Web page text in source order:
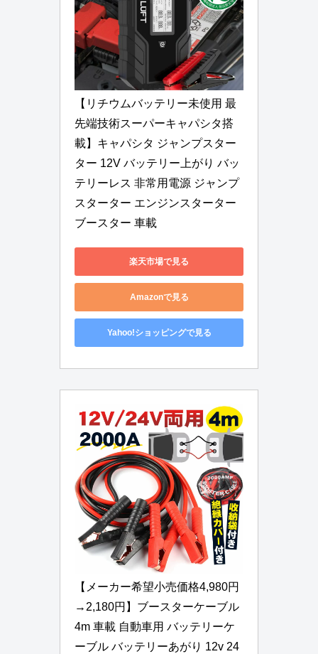
【リチウムバッテリー未使用 最
先端技術スーパーキャパシタ搭
載】キャパシタ ジャンプスター
ター 12V バッテリー上がり バッ
テリーレス 非常用電源 ジャンプ
スターター エンジンスターター
ブースター 車載
楽天市場で見る
Amazonで見る
Yahoo!ショッピングで見る
【メーカー希望小売価格4,980円
→2,180円】ブースターケーブル
4m 車載 自動車用 バッテリーケ
ーブル バッテリーあがり 12v 24